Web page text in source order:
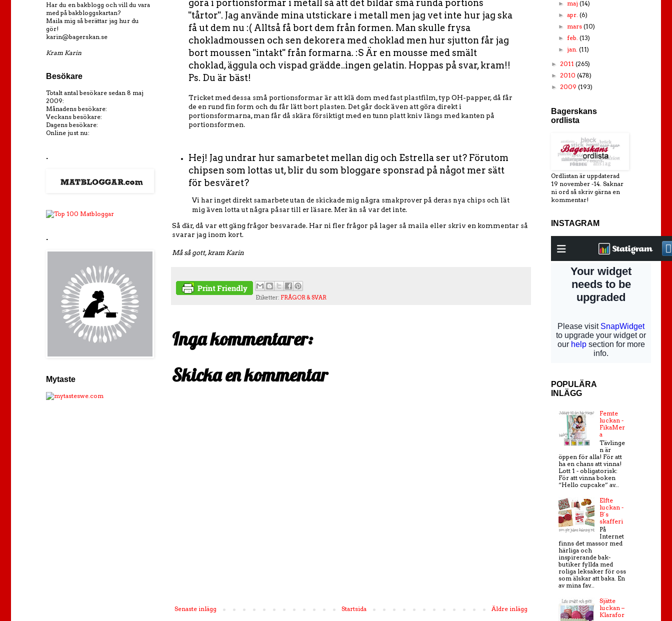
göra i portionsformar i metall så att det bildar små runda portions
"tårtor". Jag använde mina utstickare i metall men jag vet inte hur jag ska
få ut dem nu :( Alltså få bort dem från formen. Man skulle frysa
chokladmoussen och sen dekorera med choklad men hur sjutton får jag
bort moussen "intakt" från formarna. :S Är en mousse med smält
choklad, äggula och vispad grädde..ingen gelatin. Hoppas på svar, kram!!
Ps. Du är bäst!
Tricket med dessa små portionsformar är att klä dom med fast plastfilm, typ OH-papper, då får
de en rund fin form och du får lätt bort plasten. Det går dock även att göra direkt i
portionsformarna, man får då skära försiktigt med en tunn platt kniv längs med kanten på
portionsformen.
Hej! Jag undrar hur samarbetet mellan dig och Estrella ser ut? Förutom
chipsen som lottas ut, blir du som bloggare sponsrad på något mer sätt
för besväret?
Vi har inget direkt samarbete utan de skickade mig några smakprover på deras nya chips och lät
mig även lotta ut några påsar till er läsare. Mer än så var det inte.
Så där, då var ett gäng frågor besvarade. Har ni fler frågor på lager så maila eller skriv en kommentar så
svarar jag inom kort.
Må så gott, kram Karin
Etiketter: FRÅGOR & SVAR
Inga kommentarer:
Skicka en kommentar
Senaste inlägg Äldre inlägg
Startsida
Har du en bakblogg och vill du vara
med på bakbloggskartan?
Maila mig så berättar jag hur du
gör!
karin@bagerskan.se
Kram Karin
Besökare
Totalt antal besökare sedan 8 maj
2009:
Månadens besökare:
Veckans besökare:
Dagens besökare:
Online just nu:
.
.
Mytaste
► maj(14)
►apr.(6)
► mars(10)
►feb.(13)
► jan.(11)
► 2011 (265)
► 2010 (478)
► 2009 (193)
Bagerskans
ordlista
Ordlistan är uppdaterad
19 november -14. Saknar
ni ord så skriv gärna en
kommentar!
INSTAGRAM
POPULÄRA
INLÄGG
Femte
luckan -
FikaMer
a
Tävlinge
n är
öppen för alla! För att
ha en chans att vinna!
Lott 1 - obligatorisk:
För att vinna boken
“Hello cupcake” av...
Elfte
luckan -
B´s
skafferi
På
Internet
finns det massor med
härliga och
inspirerande bak-
butiker fyllda med
roliga leksaker för oss
som älskar att baka. En
av mina fav...
Sjätte
luckan –
Klarafor